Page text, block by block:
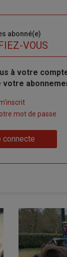
abonné(e)
VOUS
à votre
mot de passe
connecte